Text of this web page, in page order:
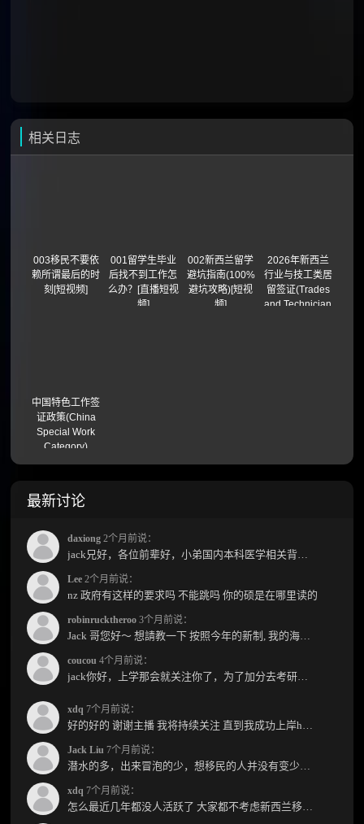
相关日志
003移民不要依
赖所谓最后的时
刻[短视频]
001留学生毕业
后找不到工作怎
么办？[直播短视
频]
002新西兰留学
避坑指南(100%
避坑攻略)[短视
频]
2026年新西兰
行业与技工类居
留签证(Trades
and Technician
中国特色工作签
证政策(China
Special Work
Category)
最新讨论
daxiong 2个月前说：
Lee 2个月前说：
nz 政府有这样的要求吗 不能跳吗 你的硕是在哪里读的
robinrucktheroo 3个月前说：
coucou 4个月前说：
xdq 7个月前说：
Jack Liu 7个月前说：
xdq 7个月前说：